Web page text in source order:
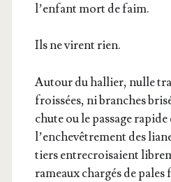
l’en­fant mort de faim.
Ils ne virent rien.
Autour du hal­lier, nulle
frois­sées, ni branches
chute ou le pas­sage
l’en­che­vê­tre­ment des
tiers entre­croi­saient
rameaux char­gés de